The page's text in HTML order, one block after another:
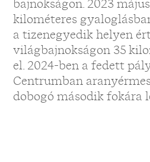
bajnokságon. 2023
kilométeres
a tizenegyedik helyen
világbajnokságon 35
el. 2024-ben a fedett
Centrumban
dobogó második fokára